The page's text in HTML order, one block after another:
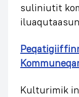
suliniutit
Kulturimik